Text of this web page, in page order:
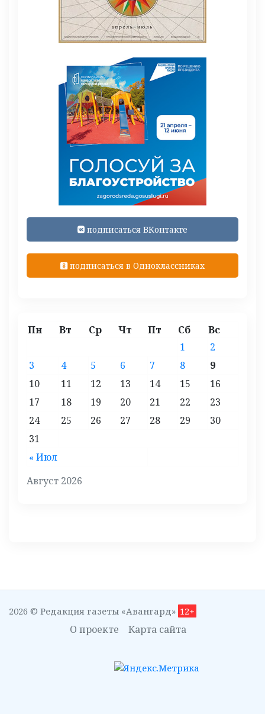
подписаться ВКонтакте
подписаться в Одноклассниках
Август 2026
Пн Вт Ср Чт Пт Сб Вс
« Июл
1
2
3
4 5 6 7 8
9
10
11 12 13 14 15
16
17
18 19 20 21 22
23
24
25 26 27 28 29
30
31
2026 © Редакция газеты «Авангард» 12+
О проекте Карта сайта